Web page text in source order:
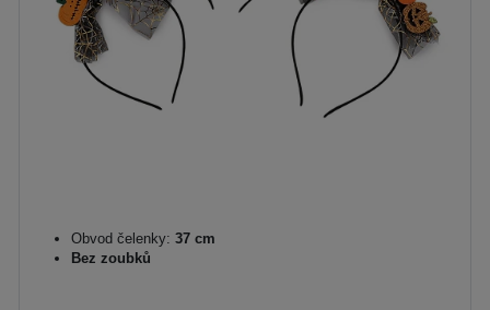
Obvod čelenky: 37 cm
Bez zoubků